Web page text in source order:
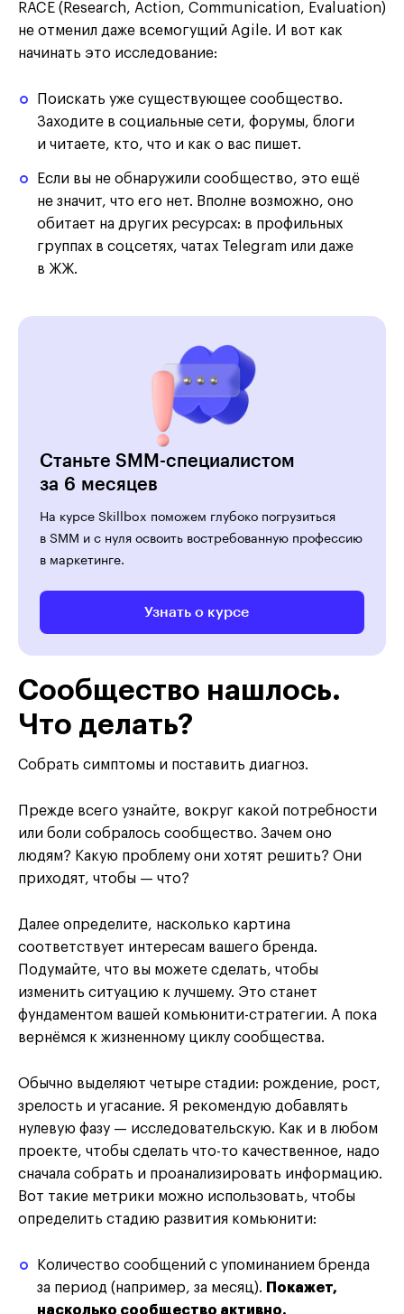
RACE (Research, Action, Communication, Evaluation)
не отменил даже всемогущий Agile. И вот как
начинать это исследование:
Поискать уже существующее сообщество.
Заходите в социальные сети, форумы, блоги
и читаете, кто, что и как о вас пишет.
Если вы не обнаружили сообщество, это ещё
не значит, что его нет. Вполне возможно, оно
обитает на других ресурсах: в профильных
группах в соцсетях, чатах Telegram или даже
в ЖЖ.
Станьте SMM-специалистом
за 6 месяцев
На курсе Skillbox поможем глубоко погрузиться
в SMM и с нуля освоить востребованную профессию
в маркетинге.
Узнать о курсе
Сообщество нашлось.
Что делать?
Собрать симптомы и поставить диагноз.
Прежде всего узнайте, вокруг какой потребности
или боли собралось сообщество. Зачем оно
людям? Какую проблему они хотят решить? Они
приходят, чтобы — что?
Далее определите, насколько картина
соответствует интересам вашего бренда.
Подумайте, что вы можете сделать, чтобы
изменить ситуацию к лучшему. Это станет
фундаментом вашей комьюнити-стратегии. А пока
вернёмся к жизненному циклу сообщества.
Обычно выделяют четыре стадии: рождение, рост,
зрелость и угасание. Я рекомендую добавлять
нулевую фазу — исследовательскую. Как и в любом
проекте, чтобы сделать что-то качественное, надо
сначала собрать и проанализировать информацию.
Вот такие метрики можно использовать, чтобы
определить стадию развития комьюнити:
Количество сообщений с упоминанием бренда
за период (например, за месяц). Покажет,
насколько сообщество активно.